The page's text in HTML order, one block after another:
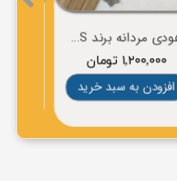
۱,۲۰۰,۰۰۰ تومان
افزودن به سبد خرید